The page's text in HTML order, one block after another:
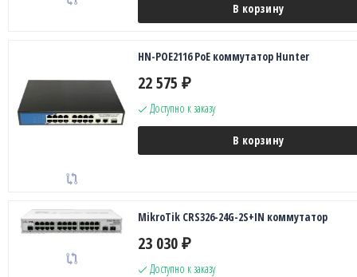
В корзину
HN-POE2116 PoE коммутатор Hunter
22 575 ₽
Доступно к заказу
В корзину
MikroTik CRS326-24G-2S+IN коммутатор
23 030 ₽
Доступно к заказу